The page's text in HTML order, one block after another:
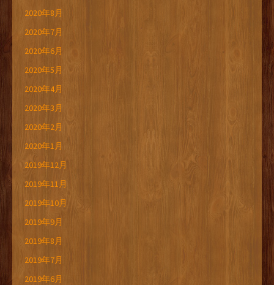
2020年8月
2020年7月
2020年6月
2020年5月
2020年4月
2020年3月
2020年2月
2020年1月
2019年12月
2019年11月
2019年10月
2019年9月
2019年8月
2019年7月
2019年6月